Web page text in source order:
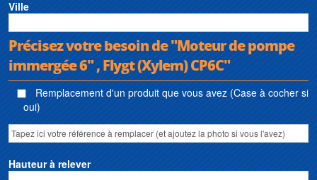
Ville
Précisez votre besoin de "Moteur de pompe
immergée 6" , Flygt (Xylem) CP6C"
Remplacement d'un produit que vous avez (Case à cocher si
oui)
Hauteur à relever